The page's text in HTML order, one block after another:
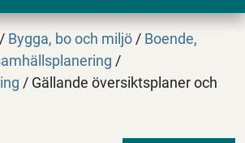
/ Bygga, bo och miljö / Boende,
/
/ Gällande översiktsplaner och